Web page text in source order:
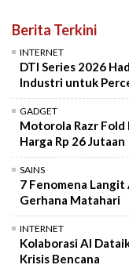
Berita Terkini
INTERNET
DTI Series 2026
Industri untuk
GADGET
Motorola Razr Fold
Harga Rp 26 Jutaan
SAINS
7 Fenomena
Gerhana Matahari
INTERNET
Kolaborasi AI
Krisis Bencana